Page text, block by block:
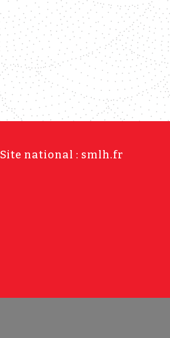
Site national : smlh.fr